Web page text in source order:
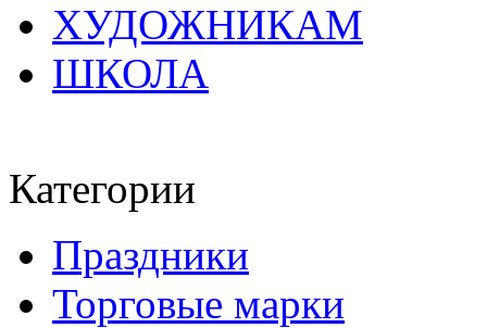
ХУДОЖНИКАМ
ШКОЛА
Категории
Праздники
Торговые марки